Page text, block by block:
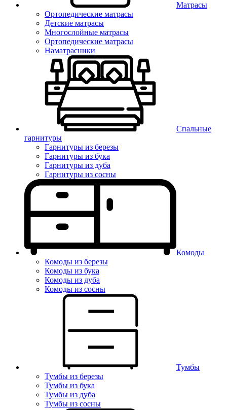
Матрасы
Ортопедические матрасы
Детские матрасы
Многослойные матрасы
Ортопедические матрасы
Наматрасники
Спальные
гарнитуры
Гарнитуры из березы
Гарнитуры из бука
Гарнитуры из дуба
Гарнитуры из сосны
Комоды
Комоды из березы
Комоды из бука
Комоды из дуба
Комоды из сосны
Тумбы
Тумбы из березы
Тумбы из бука
Тумбы из дуба
Тумбы из сосны